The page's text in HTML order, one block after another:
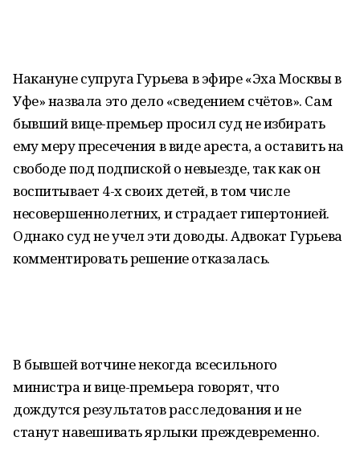
Накануне супруга Гурьева в эфире «Эха Москвы в
Уфе» назвала это дело «сведением счётов». Сам
бывший вице-премьер просил суд не избирать
ему меру пресечения в виде ареста, а оставить на
свободе под подпиской о невыезде, так как он
воспитывает 4-х своих детей, в том числе
несовершеннолетних, и страдает гипертонией.
Однако суд не учел эти доводы. Адвокат Гурьева
комментировать решение отказалась.
В бывшей вотчине некогда всесильного
министра и вице-премьера говорят, что
дождутся результатов расследования и не
станут навешивать ярлыки преждевременно.